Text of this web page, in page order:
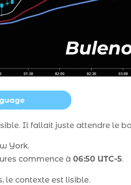
Il fallait juste attendre le
York.
commence à 06:50 UTC-5.
le contexte est lisible.